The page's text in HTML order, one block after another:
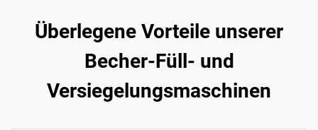
Überlegene Vorteile unserer
Becher-Füll- und
Versiegelungsmaschinen